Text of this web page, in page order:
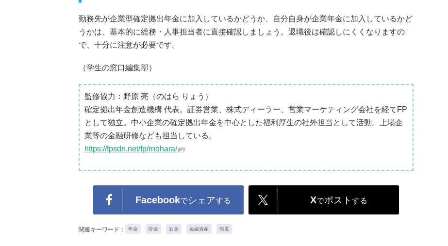
勤務先が企業型確定拠出年金に加入しているかどうか、自分自身が企業年金に加入しているかど
うかは、基本的に総務・人事担当者に直接確認しましょう。退職後は確認しにくくなりますの
で、十分に注意が必要です。
（学生の窓口編集部）
監修協力：野原 亮（のはら りょう）
確定拠出年金創造機構 代表。証券営業、株式ディーラー、営業マーケティング会社を経てFP
として独立。中小企業の確定拠出年金を中心とした福利厚生の社外担当として活動。上場企
業等の金融研修なども担当している。
https://fpsdn.net/fp/rnohara/
Facebookでシェアする Xでポスト する
関連キーワード： 年金 貯金 お金 金融資産 制度